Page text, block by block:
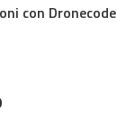
con Dronecode